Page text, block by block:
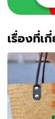
เรื่องที่เ